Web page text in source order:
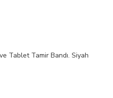
Tablet Tamir Bandı. Siyah